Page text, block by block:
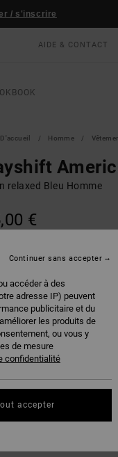
/ s'inscrire
AIDE & CONTACT
Homme
relaxed Bleu Homme
€
Vintage Blue
34 36
accéder à des
adresse IP) peuvent
publicitaire et du
les produits de
ou vous y
de mesure
confidentialité
Continuer sans accepter
accepter